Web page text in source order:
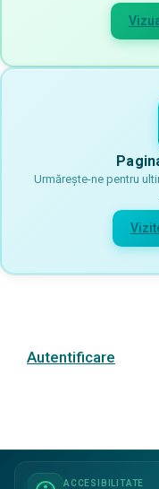
Urmărește-ne pentru
Autentificare
ACCESIBILITATE